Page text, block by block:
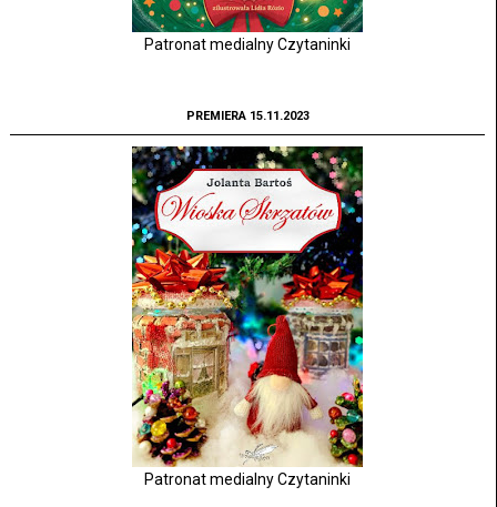
Patronat medialny Czytaninki
PREMIERA 15.11.2023
Patronat medialny Czytaninki